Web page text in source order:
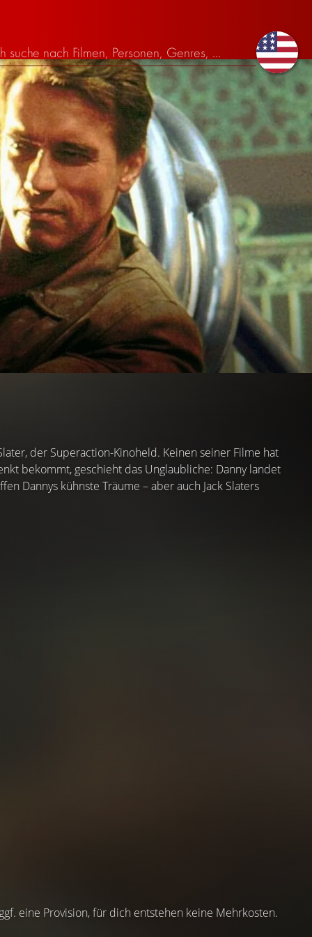
der Superaction-Kinoheld. Keinen seiner Filme hat
bekommt, geschieht das Unglaubliche: Danny landet
Dannys kühnste Träume – aber auch Jack Slaters
eine Provision, für dich entstehen keine Mehrkosten.